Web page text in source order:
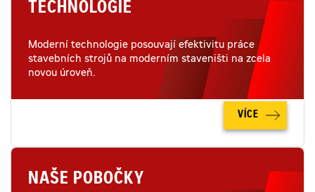
TECHNOLOGIE
Moderní technologie posouvají efektivitu práce
stavebních strojů na moderním staveništi na zcela
novou úroveň.
VÍCE
NAŠE POBOČKY